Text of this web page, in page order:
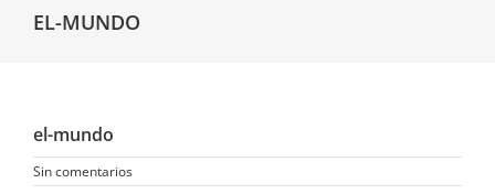
EL-MUNDO
el-mundo
Sin comentarios